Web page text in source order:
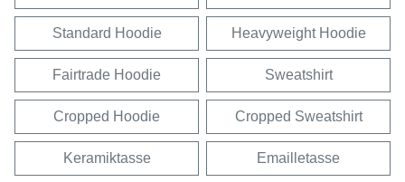
Standard Hoodie Heavyweight Hoodie
Fairtrade Hoodie Sweatshirt
Cropped Hoodie Cropped Sweatshirt
Keramiktasse Emailletasse